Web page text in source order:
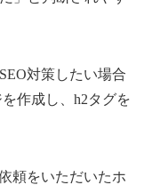
対策したい場合
作成し、h2タグを
頼をいただいたホ